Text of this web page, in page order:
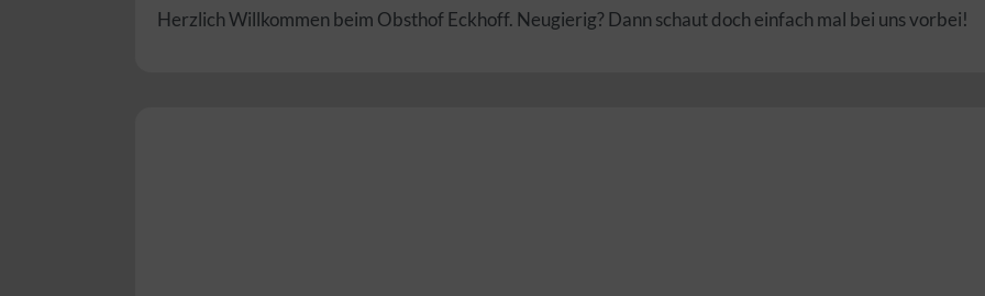
Herzlich Willkommen beim Obsthof Eckhoff. Neugierig? Dann schaut doch einfach mal bei uns vorbei!